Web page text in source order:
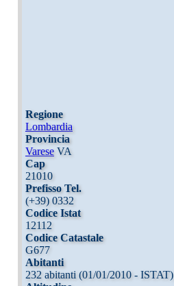
Regione
Lombardia
Provincia
VareseVA
Cap
21010
Prefisso Tel.
(+39) 0332
Codice Istat
12112
Codice Catastale
G677
Abitanti
232 abitanti (01/01/2010 - ISTAT)